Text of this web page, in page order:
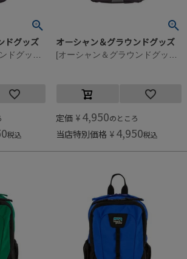
ドグッズ
税込
オーシャン＆グラウンドグッズ
定価 ¥ 4,950のところ
当店特別価格 ¥ 4,950税込